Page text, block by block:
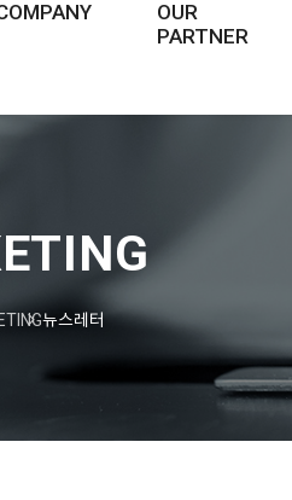
OUR
PARTNER
뉴스레터